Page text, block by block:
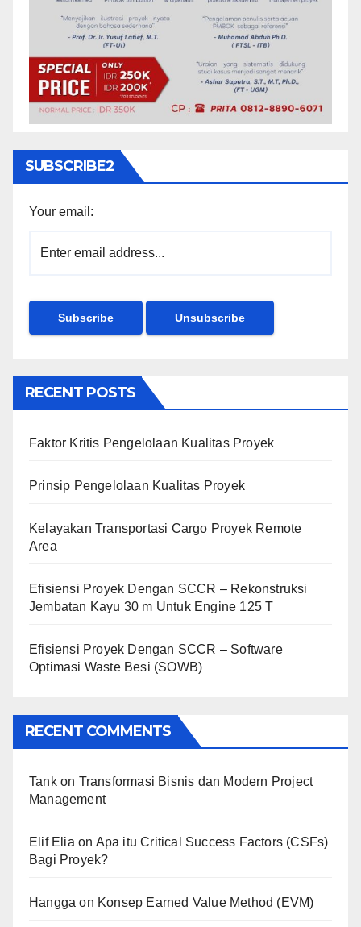
SUBSCRIBE2
Your email:
RECENT POSTS
Faktor Kritis Pengelolaan Kualitas Proyek
Prinsip Pengelolaan Kualitas Proyek
Kelayakan Transportasi Cargo Proyek Remote
Area
Efisiensi Proyek Dengan SCCR – Rekonstruksi
Jembatan Kayu 30 m Untuk Engine 125 T
Efisiensi Proyek Dengan SCCR – Software
Optimasi Waste Besi (SOWB)
RECENT COMMENTS
Tankon Transformasi Bisnis dan Modern Project
Management
Elif Elia on Apa itu Critical Success Factors (CSFs)
Bagi Proyek?
Hangga on Konsep Earned Value Method (EVM)